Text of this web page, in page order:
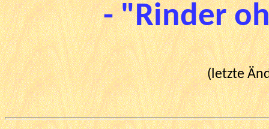
- "Rinder
(letzte